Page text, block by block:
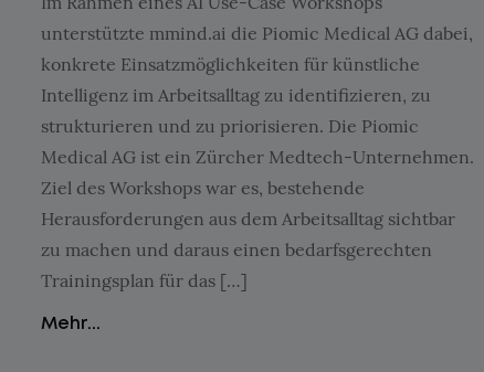
unterstützte mmind.ai die Piomic Medical AG dabei,
konkrete Einsatzmöglichkeiten für künstliche
Intelligenz im Arbeitsalltag zu identifizieren, zu
strukturieren und zu priorisieren. Die Piomic
Medical AG ist ein Zürcher Medtech-Unternehmen.
Ziel des Workshops war es, bestehende
Herausforderungen aus dem Arbeitsalltag sichtbar
zu machen und daraus einen bedarfsgerechten
Trainingsplan für das […]
Mehr...